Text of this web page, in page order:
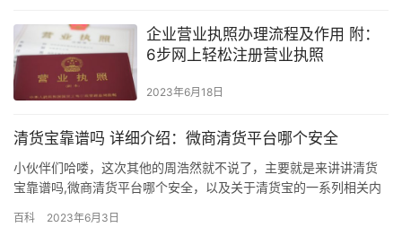
企业营业执照办理流程及作用 附：
6步网上轻松注册营业执照
2023年6月18日
清货宝靠谱吗 详细介绍：微商清货平台哪个安全
小伙伴们哈喽，这次其他的周浩然就不说了，主要就是来讲讲清货
宝靠谱吗,微商清货平台哪个安全，以及关于清货宝的一系列相关内
问题一 佳屹（幂幂一站式清货）： 背景：微商清货换货的平台，我
百科 2023年6月3日